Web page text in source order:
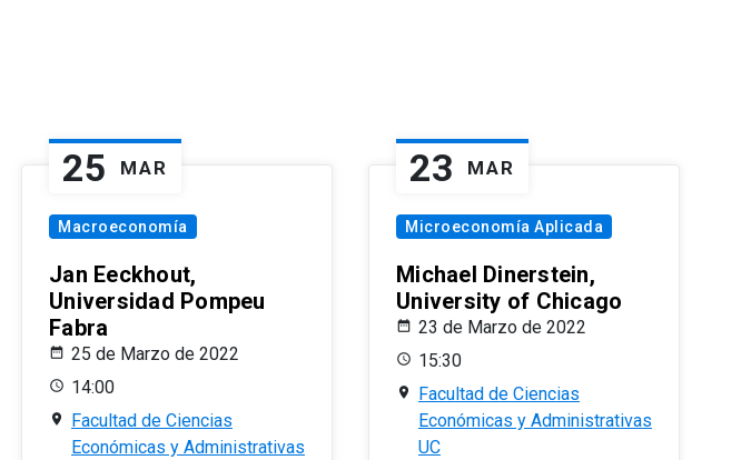
25 MAR
Macroeconomía
Jan Eeckhout,
Universidad Pompeu
Fabra
25 de Marzo de 2022
14:00
Facultad de Ciencias
Económicas y Administrativas
23 MAR
Microeconomía Aplicada
Michael Dinerstein,
University of Chicago
23 de Marzo de 2022
15:30
Facultad de Ciencias
Económicas y Administrativas
UC